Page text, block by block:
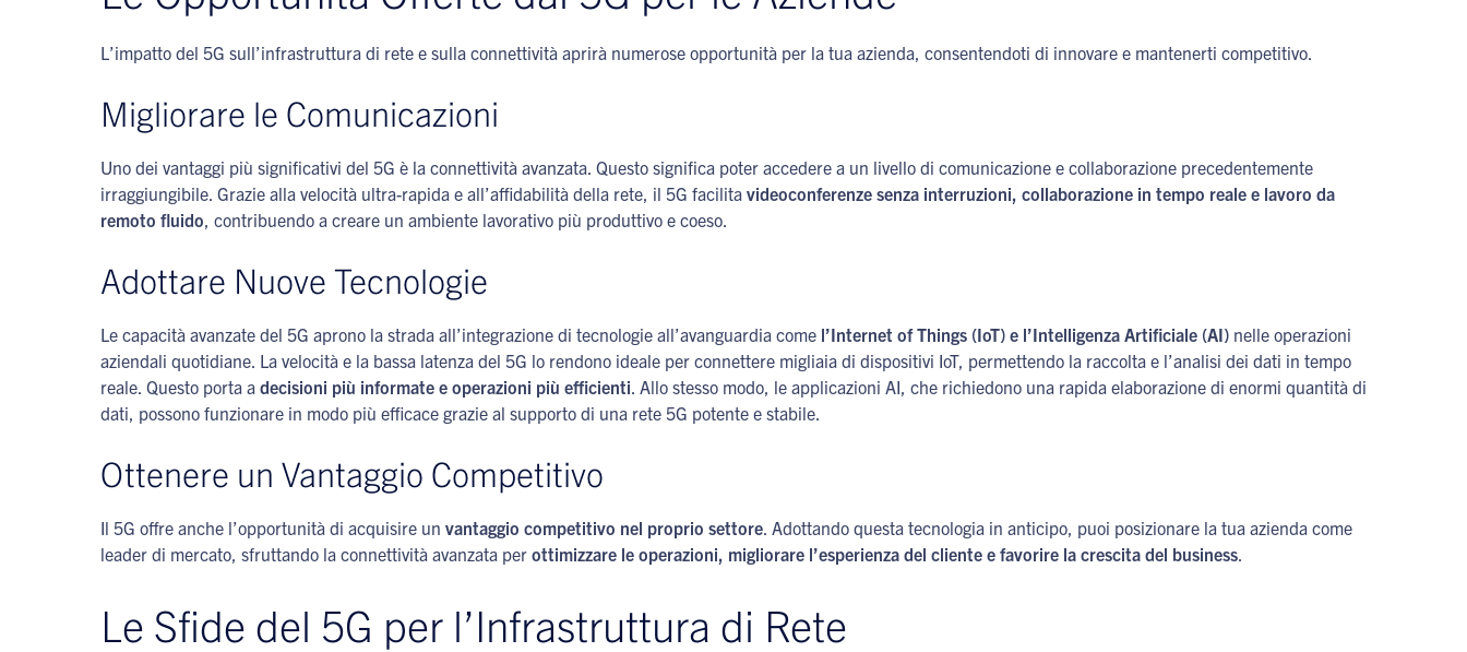
L’impatto del 5G sull’infrastruttura di rete e sulla connettività aprirà numerose opportunità per la tua azienda, consentendoti di innovare e mantenerti competitivo.
Migliorare le Comunicazioni
Uno dei vantaggi più significativi del 5G è la connettività avanzata. Questo significa poter accedere a un livello di comunicazione e collaborazione precedentemente
irraggiungibile. Grazie alla velocità ultra-rapida e all’affidabilità della rete, il 5G facilita videoconferenze senza interruzioni, collaborazione in tempo reale e lavoro da
remoto fluido, contribuendo a creare un ambiente lavorativo più produttivo e coeso.
Adottare Nuove Tecnologie
Le capacità avanzate del 5G aprono la strada all’integrazione di tecnologie all’avanguardia come l’Internet of Things (IoT) e l’Intelligenza Artificiale (AI) nelle operazioni
aziendali quotidiane. La velocità e la bassa latenza del 5G lo rendono ideale per connettere migliaia di dispositivi IoT, permettendo la raccolta e l’analisi dei dati in tempo
reale. Questo porta a decisioni più informate e operazioni più efficienti. Allo stesso modo, le applicazioni AI, che richiedono una rapida elaborazione di enormi quantità di
dati, possono funzionare in modo più efficace grazie al supporto di una rete 5G potente e stabile.
Ottenere un Vantaggio Competitivo
Il 5G offre anche l’opportunità di acquisire un vantaggio competitivo nel proprio settore. Adottando questa tecnologia in anticipo, puoi posizionare la tua azienda come
leader di mercato, sfruttando la connettività avanzata per ottimizzare le operazioni, migliorare l’esperienza del cliente e favorire la crescita del business.
Le Sfide del 5G per l’Infrastruttura di Rete